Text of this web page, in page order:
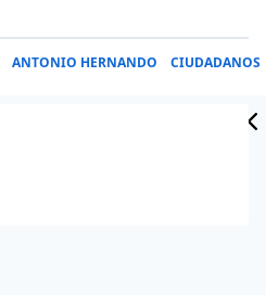
ANTONIO HERNANDO CIUDADANOS